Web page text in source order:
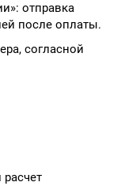
отправка
после оплаты.
согласной